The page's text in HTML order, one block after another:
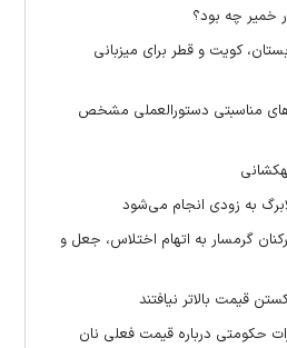
خمیر چه بود؟
کویت و قطر برای میزبانی
مناسبتی دستورالعملی مشخص
به زودی انجام می‌شود
۶ نفر از کارکنان گرمسار به اتهام اختلاس، جعل و
قیمت بالاتر نیافتند
حکومتی درباره قیمت فعلی نان